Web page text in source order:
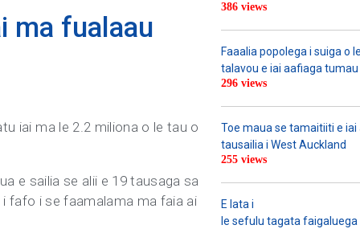
ma fualaau
iai ma le 2.2 miliona o le tau o
e sailia se alii e 19 tausaga sa
i fafo i se faamalama ma faia ai
386 views
Faaalia popolega i suiga o
talavou e iai aafiaga
296 views
Toe maua se tamaitiiti e
tausailia i West Auckland
255 views
E lata i
le sefulu tagata